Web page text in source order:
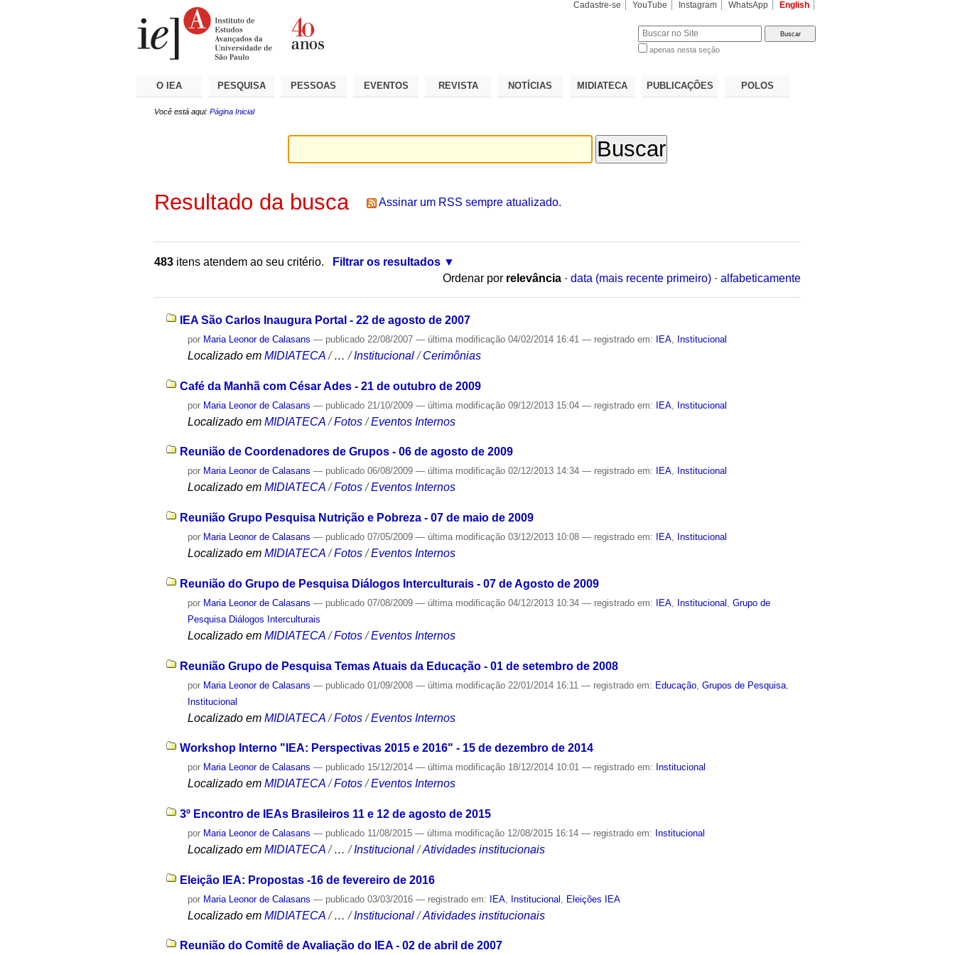
Cadastre-se YouTube Instagram WhatsApp English
apenas nesta seção
O IEA PESQUISA PESSOAS EVENTOS REVISTA NOTÍCIAS MIDIATECA PUBLICAÇÕES POLOS
Você está aqui: Página Inicial
Resultado da busca Assinar um RSS sempre atualizado.
483 itens atendem ao seu critério.
Filtrar os resultados
Ordenar por relevância · data (mais recente primeiro) · alfabeticamente
IEA São Carlos Inaugura Portal - 22 de agosto de 2007
por Maria Leonor de Calasans — publicado 22/08/2007— última modificação 04/02/2014 16:41— registrado em: IEA Institucional
Localizado em MIDIATECA /…/Institucional /Cerimônias
Café da Manhã com César Ades - 21 de outubro de 2009
por Maria Leonor de Calasans — publicado 21/10/2009— última modificação 09/12/2013 15:04— registrado em: IEA Institucional
Localizado em MIDIATECA /Fotos /Eventos Internos
Reunião de Coordenadores de Grupos - 06 de agosto de 2009
por Maria Leonor de Calasans — publicado 06/08/2009— última modificação 02/12/2013 14:34— registrado em: IEA, Institucional
Localizado em MIDIATECA /Fotos /Eventos Internos
Reunião Grupo Pesquisa Nutrição e Pobreza - 07 de maio de 2009
por Maria Leonor de Calasans — publicado 07/05/2009— última modificação 03/12/2013 10:08— registrado em: IEA, Institucional
Localizado em MIDIATECA /Fotos /Eventos Internos
Reunião do Grupo de Pesquisa Diálogos Interculturais - 07 de Agosto de 2009
por Maria Leonor de Calasans — publicado 07/08/2009— última modificação 04/12/2013 10:34— registrado em: IEA Institucional ,Grupo de
Pesquisa Diálogos Interculturais
Localizado em MIDIATECA /Fotos /Eventos Internos
Reunião Grupo de Pesquisa Temas Atuais da Educação - 01 de setembro de 2008
por Maria Leonor de Calasans — publicado 01/09/2008— última modificação 22/01/2014 16:11— registrado em: Educação ,Grupos de Pesquisa
Institucional
Localizado em MIDIATECA /Fotos /Eventos Internos
Workshop Interno "IEA: Perspectivas 2015 e 2016" - 15 de dezembro de 2014
por Maria Leonor de Calasans — publicado 15/12/2014— última modificação 18/12/2014 10:01— registrado em: Institucional
Localizado em MIDIATECA /Fotos /Eventos Internos
3º Encontro de IEAs Brasileiros 11 e 12 de agosto de 2015
por Maria Leonor de Calasans — publicado 11/08/2015— última modificação 12/08/2015 16:14— registrado em: Institucional
Localizado em MIDIATECA /…/Institucional /Atividades institucionais
Eleição IEA: Propostas -16 de fevereiro de 2016
por Maria Leonor de Calasans — publicado 03/03/2016— registrado em: IEA Institucional Eleições IEA
Localizado em MIDIATECA /…/Institucional /Atividades institucionais
Reunião do Comitê de Avaliação do IEA - 02 de abril de 2007